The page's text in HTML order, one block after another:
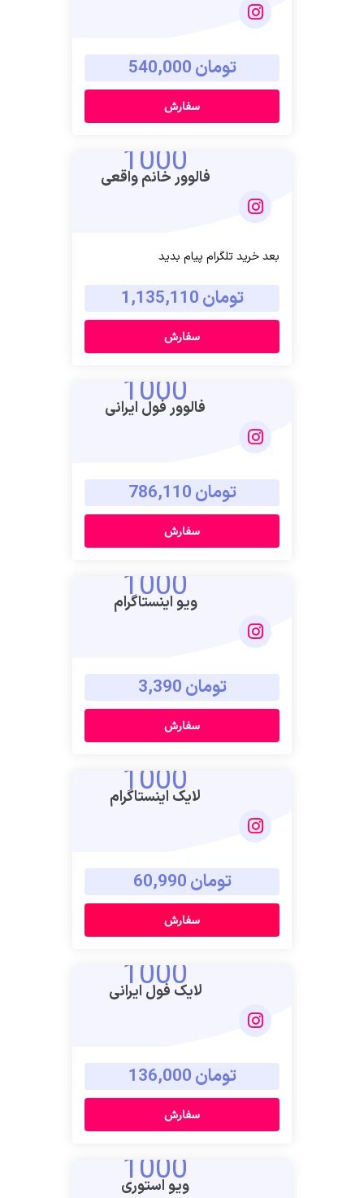
تومان 540,000
سفارش
1000
فالوور خانم واقعی
بعد خرید تلگرام پیام بدید
تومان 1,135,110
سفارش
1000
فالوور فول ایرانی
تومان 786,110
سفارش
1000
ویو اینستاگرام
تومان 3,390
سفارش
1000
لایک اینستاگرام
تومان 60,990
سفارش
1000
لایک فول ایرانی
تومان 136,000
سفارش
1000
ویو استوری